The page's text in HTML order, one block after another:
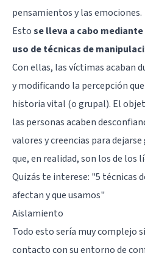
pensamientos y las emociones.
Estose lleva a cabo
uso de técnicas de
Con ellas, las víctimas acaban
y modificando la percepción
historia vital (o grupal). El
las personas acaben
valores y creencias para
que, en realidad, son los de los
Quizás te interese: "5 técnicas
afectan y que usamos"
Aislamiento
Todo esto sería muy complejo
contacto con su entorno de